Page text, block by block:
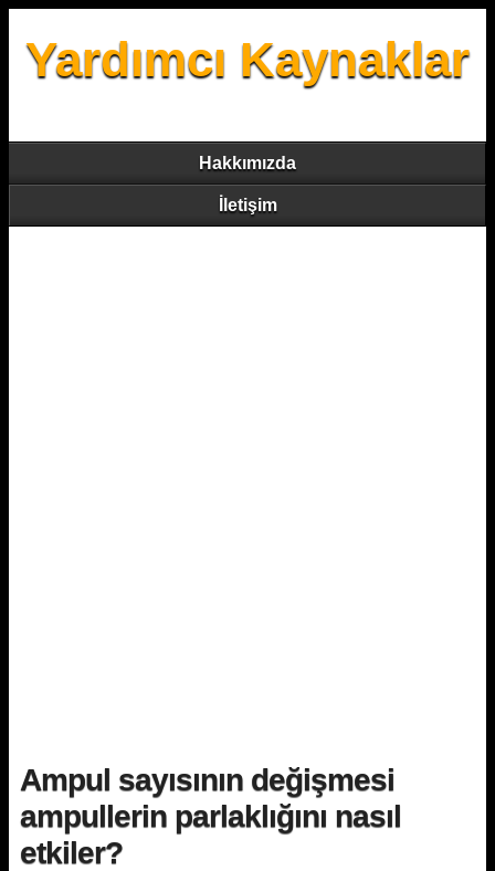
Yardımcı Kaynaklar
Hakkımızda
İletişim
Ampul sayısının değişmesi
ampullerin parlaklığını nasıl
etkiler?